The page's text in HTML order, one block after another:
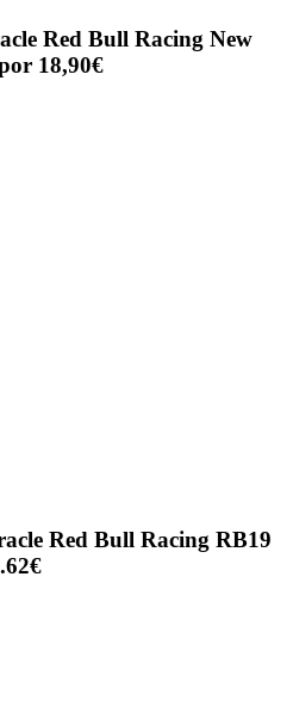
Red Bull Racing New
18,90€
Red Bull Racing RB19